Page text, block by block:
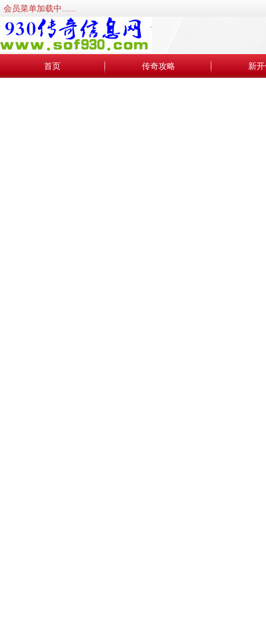
会员菜单加载中......
首页 传奇攻略 新